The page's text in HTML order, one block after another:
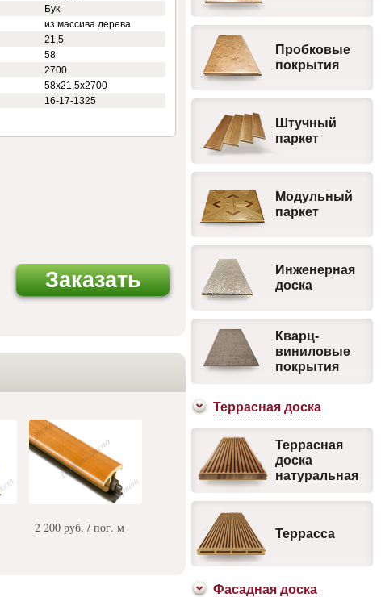
Бук
из массива дерева
21,5
58
2700
58х21,5х2700
16-17-1325
Заказать
2 200 руб. / пог. м
Пробковые
покрытия
Штучный
паркет
Модульный
паркет
Инженерная
доска
Кварц-
виниловые
покрытия
Террасная доска
Террасная
доска
натуральная
Террасса
Фасадная доска